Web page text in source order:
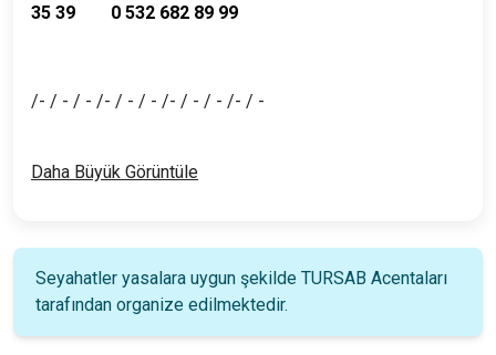
35 39 0 532 682 89 99
/- / - / - /- / - / - /- / - / - /- / -
Daha Büyük Görüntüle
Seyahatler yasalara uygun şekilde TURSAB Acentaları
tarafından organize edilmektedir.